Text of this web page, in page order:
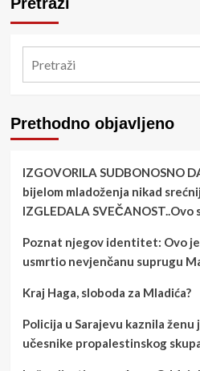
Prethodno objavljeno
IZGOVORILA SUDBONOSNO
bijelom mladoženja nikad
IZGLEDALA SVEČANOST..Ovo
Poznat njegov identitet: Ovo
usmrtio nevjenčanu suprugu
Kraj Haga, sloboda za Mladića?
Policija u Sarajevu kaznila
učesnike propalestinskog